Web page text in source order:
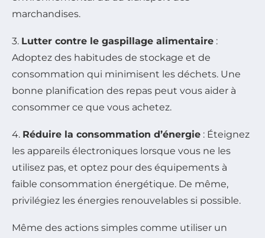
marchandises.
3. Lutter contre le gaspillage alimentaire :
Adoptez des habitudes de stockage et de
consommation qui minimisent les déchets. Une
bonne planification des repas peut vous aider à
consommer ce que vous achetez.
4. Réduire la consommation d’énergie : Éteignez
les appareils électroniques lorsque vous ne les
utilisez pas, et optez pour des équipements à
faible consommation énergétique. De même,
privilégiez les énergies renouvelables si possible.
Même des actions simples comme utiliser un